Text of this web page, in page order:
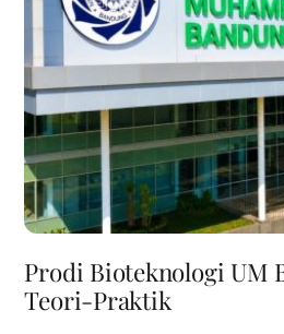
Prodi Bioteknologi UM
Teori-Praktik